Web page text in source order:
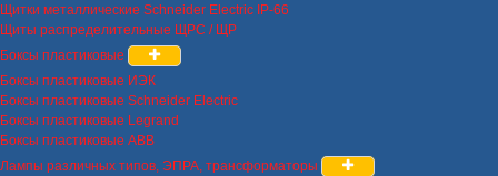
Щитки металлические Schneider Electric IP-66
Щиты распределительные ЩРС / ЩР
Боксы пластиковые
Боксы пластиковые ИЭК
Боксы пластиковые Schneider Electric
Боксы пластиковые Legrand
Боксы пластиковые ABB
Лампы различных типов, ЭПРА, трансформаторы